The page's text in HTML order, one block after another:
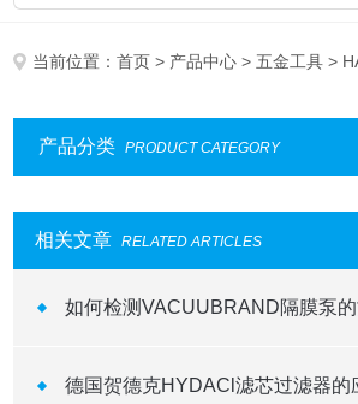
当前位置：首页 > 产品中心 > 五金工具 >
产品分类 PRODUCT CATEGORY
相关文章 RELATED ARTICLES
如何检测VACUUBRAND隔膜泵
德国贺德克HYDACl滤芯过滤器的